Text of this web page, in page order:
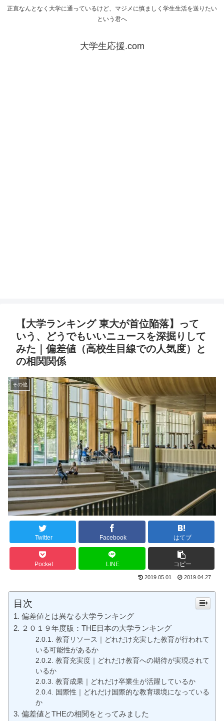
正直なんとなく大学に通っているけど、マジメに慎ましく学生生活を送りたい
という君へ
大学生応援.com
【大学ランキング 東大が首位陥落】って
いう、どうでもいいニュースを深掘りして
みた｜偏差値（高校生目線での人気度）と
の相関関係
その他
Twitter Facebook はてブ
Pocket LINE コピー
2019.05.01 2019.04.27
目次
偏差値とは異なる大学ランキング
２０１９年度版：THE日本の大学ランキング
教育リソース｜どれだけ充実した教育が行われて
いる可能性があるか
教育充実度｜どれだけ教育への期待が実現されて
いるか
教育成果｜どれだけ卒業生が活躍しているか
国際性｜どれだけ国際的な教育環境になっている
か
偏差値とTHEの相関をとってみました